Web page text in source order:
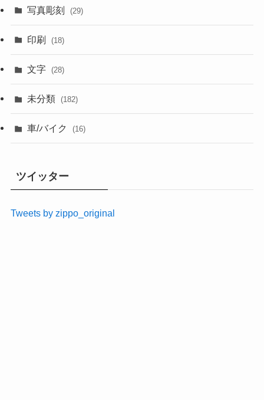
写真彫刻 (29)
印刷 (18)
文字 (28)
未分類 (182)
車/バイク (16)
ツイッター
Tweets by zippo_original